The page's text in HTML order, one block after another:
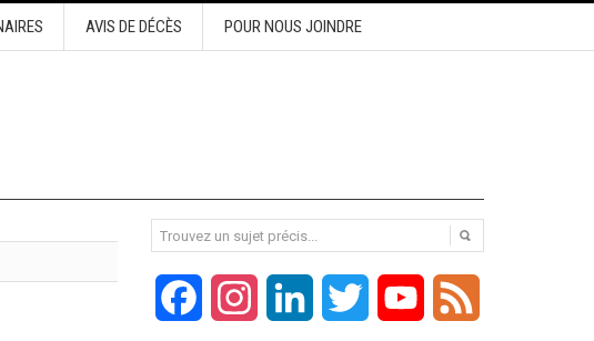
AVIS DE DÉCÈS POUR NOUS JOINDRE
FacebookInstagramLinkedIn Twitter YouTube